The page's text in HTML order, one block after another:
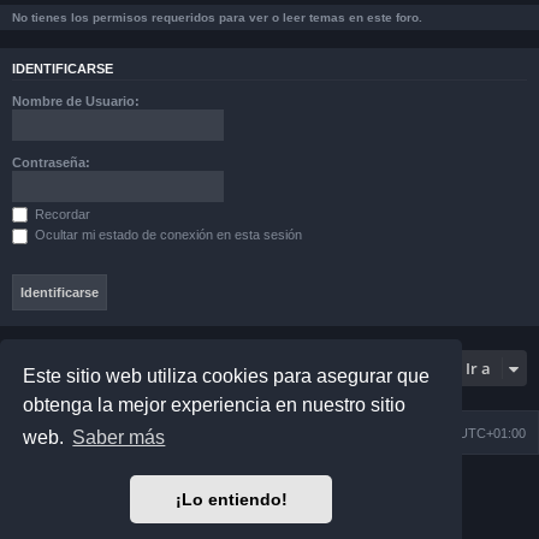
Este sitio web utiliza cookies para asegurar que
obtenga la mejor experiencia en nuestro sitio
web. Saber más
¡Lo entiendo!
No tienes los permisos requeridos para ver o leer temas en este foro.
IDENTIFICARSE
Nombre de Usuario:
Contraseña:
Recordar
Ocultar mi estado de conexión en esta sesión
Ir a
Índice general UTC+01:00
Desarrollado porphpBB® Forum Software © phpBB Limited
Matrix Edition by
phpBB España